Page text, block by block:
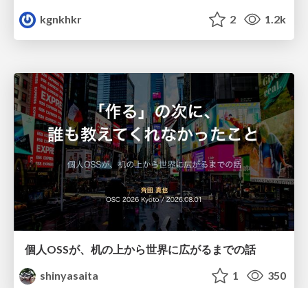
kgnkhkr
2 1.2k
個人OSSが、机の上から世界に広がるまでの話
shinyasaita
1 350